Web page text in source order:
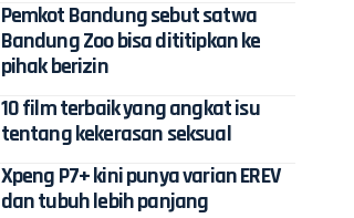
Pemkot Bandung sebut satwa
Bandung Zoo bisa dititipkan ke
pihak berizin
10 film terbaik yang angkat isu
tentang kekerasan seksual
Xpeng P7+ kini punya varian EREV
dan tubuh lebih panjang